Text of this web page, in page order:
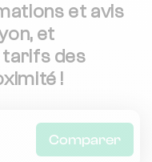
et avis
et
tarifs des
!
Comparer